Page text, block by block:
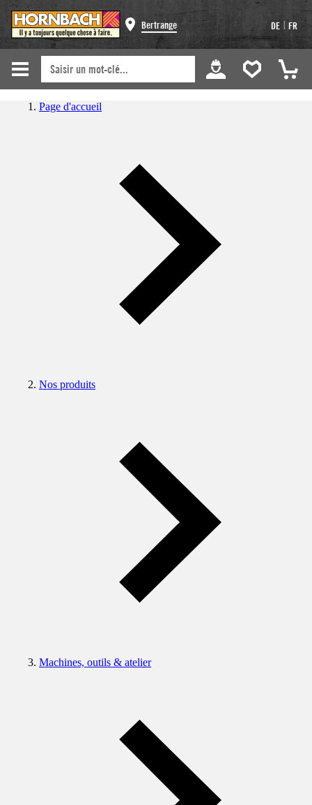
Bertrange DE | FR
Page d'accueil
Nos produits
Machines, outils & atelier